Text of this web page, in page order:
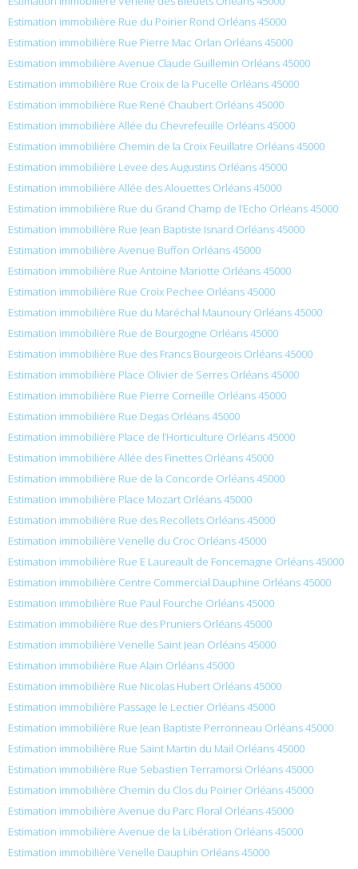
Estimation immobilière Rue du Poirier Rond Orléans 45000
Estimation immobilière Rue Pierre Mac Orlan Orléans 45000
Estimation immobilière Avenue Claude Guillemin Orléans 45000
Estimation immobilière Rue Croix de la Pucelle Orléans 45000
Estimation immobilière Rue René Chaubert Orléans 45000
Estimation immobilière Allée du Chevrefeuille Orléans 45000
Estimation immobilière Chemin de la Croix Feuillatre Orléans 45000
Estimation immobilière Levee des Augustins Orléans 45000
Estimation immobilière Allée des Alouettes Orléans 45000
Estimation immobilière Rue du Grand Champ de l’Echo Orléans 45000
Estimation immobilière Rue Jean Baptiste Isnard Orléans 45000
Estimation immobilière Avenue Buffon Orléans 45000
Estimation immobilière Rue Antoine Mariotte Orléans 45000
Estimation immobilière Rue Croix Pechee Orléans 45000
Estimation immobilière Rue du Maréchal Maunoury Orléans 45000
Estimation immobilière Rue de Bourgogne Orléans 45000
Estimation immobilière Rue des Francs Bourgeois Orléans 45000
Estimation immobilière Place Olivier de Serres Orléans 45000
Estimation immobilière Rue Pierre Corneille Orléans 45000
Estimation immobilière Rue Degas Orléans 45000
Estimation immobilière Place de l’Horticulture Orléans 45000
Estimation immobilière Allée des Finettes Orléans 45000
Estimation immobilière Rue de la Concorde Orléans 45000
Estimation immobilière Place Mozart Orléans 45000
Estimation immobilière Rue des Recollets Orléans 45000
Estimation immobilière Venelle du Croc Orléans 45000
Estimation immobilière Rue E Laureault de Foncemagne Orléans 45000
Estimation immobilière Centre Commercial Dauphine Orléans 45000
Estimation immobilière Rue Paul Fourche Orléans 45000
Estimation immobilière Rue des Pruniers Orléans 45000
Estimation immobilière Venelle Saint Jean Orléans 45000
Estimation immobilière Rue Alain Orléans 45000
Estimation immobilière Rue Nicolas Hubert Orléans 45000
Estimation immobilière Passage le Lectier Orléans 45000
Estimation immobilière Rue Jean Baptiste Perronneau Orléans 45000
Estimation immobilière Rue Saint Martin du Mail Orléans 45000
Estimation immobilière Rue Sebastien Terramorsi Orléans 45000
Estimation immobilière Chemin du Clos du Poirier Orléans 45000
Estimation immobilière Avenue du Parc Floral Orléans 45000
Estimation immobilière Avenue de la Libération Orléans 45000
Estimation immobilière Venelle Dauphin Orléans 45000